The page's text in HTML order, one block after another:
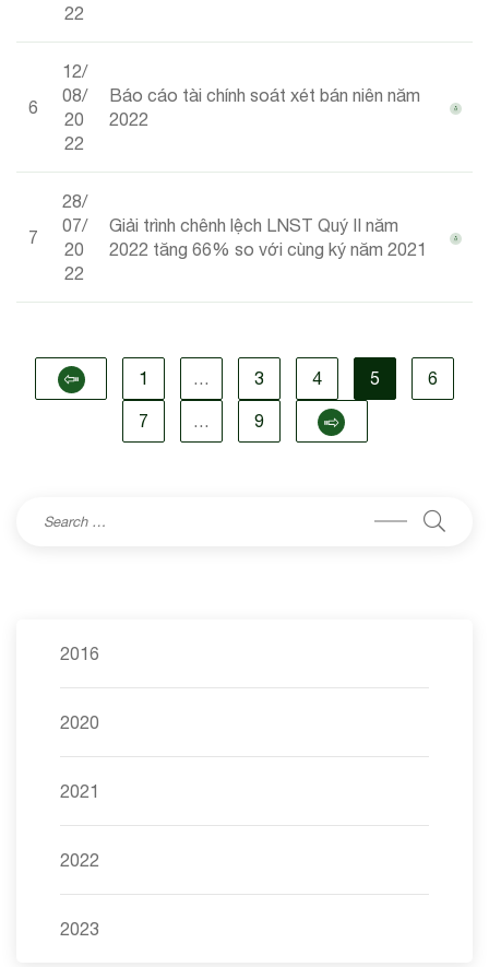
22
6
12/
08/
20
22
Báo cáo tài chính soát xét bán niên năm
2022
7
28/
07/
20
22
Giải trình chênh lệch LNST Quý II năm
2022 tăng 66% so với cùng ký năm 2021
1 … 3 4 5 6
7 … 9
2016
2020
2021
2022
2023